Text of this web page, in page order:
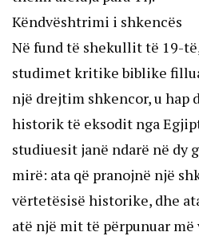
Këndvështrimi i shkencës
Në fund të shekullit të 19-
studimet kritike biblike
një drejtim shkencor, u
historik të eksodit nga
studiuesit janë ndarë në dy
mirë: ata që pranojnë një
vërtetësisë historike, dhe
atë një mit të përpunuar më